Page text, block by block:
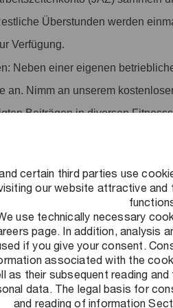
certain third parties use
our website attractive
use technically necessary
page. In addition, analysis
if you give your consent.
associated with the
as their subsequent reading
data. The legal basis for
and reading of information
Überstunden werden
Verfügung.
Neben einer eigenen
an. Nimm an unserem
Beiträgen in diversen
Arbeitsumfeld schaffen: Ein
und Leistung honoriert wird
Herausforderungen zu lösen,